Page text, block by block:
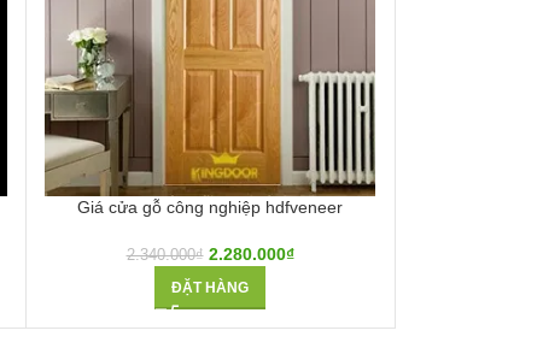
Giá cửa gỗ công nghiệp hdfveneer
2.340.000₫ 2.280.000₫
ĐẶT HÀNG